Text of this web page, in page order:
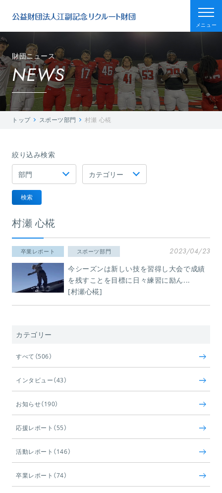
メニュー
財団ニュース
NEWS
トップ スポーツ部門 村瀬 心椛
絞り込み検索
検索
村瀬 心椛
卒業レポート スポーツ部門 2023/04/23
今シーズンは新しい技を習得し大会で成績
を残すことを目標に日々練習に励ん...
[村瀬心椛]
カテゴリー
すべて（506）
インタビュー（43）
お知らせ（190）
応援レポート（55）
活動レポート（146）
卒業レポート（74）